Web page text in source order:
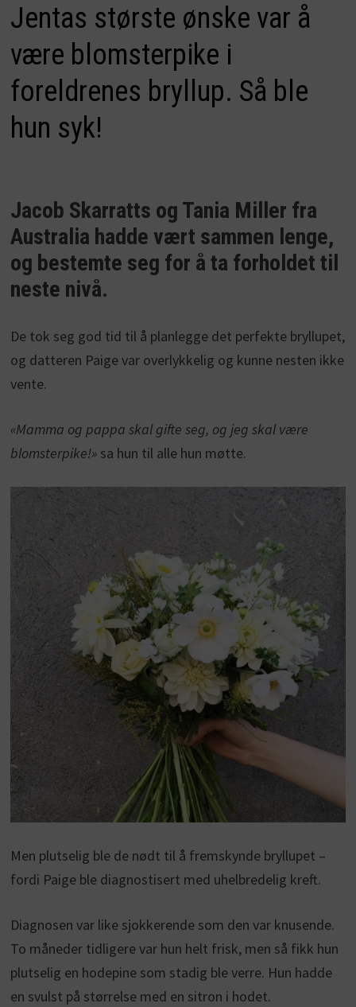
Jentas største ønske var å
være blomsterpike i
foreldrenes bryllup. Så ble
hun syk!
Jacob Skarratts og Tania Miller fra
Australia hadde vært sammen lenge,
og bestemte seg for å ta forholdet til
neste nivå.
De tok seg god tid til å planlegge det perfekte bryllupet,
og datteren Paige var overlykkelig og kunne nesten ikke
vente.
«Mamma og pappa skal gifte seg, og jeg skal være
blomsterpike!»sa hun til alle hun møtte.
Men plutselig ble de nødt til å fremskynde bryllupet –
fordi Paige ble diagnostisert med uhelbredelig kreft.
Diagnosen var like sjokkerende som den var knusende.
To måneder tidligere var hun helt frisk, men så fikk hun
plutselig en hodepine som stadig ble verre. Hun hadde
en svulst på størrelse med en sitron i hodet.